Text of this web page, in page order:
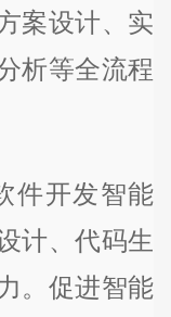
案设计、实
析等全流程
开发智能
计、代码生
。促进智能